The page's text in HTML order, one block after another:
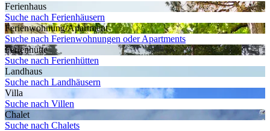
Ferienhaus
Suche nach Ferienhäusern
Ferienwohnung/Apartment
Suche nach Ferienwohnungen oder Apartments
Ferienhütte
Suche nach Ferienhütten
Landhaus
Suche nach Landhäusern
Villa
Suche nach Villen
Chalet
Suche nach Chalets